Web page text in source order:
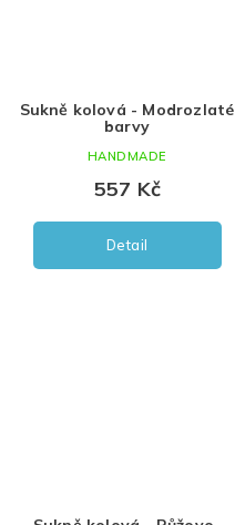
Sukně kolová - Modrozlaté
barvy
557 Kč
Detail
HANDMADE